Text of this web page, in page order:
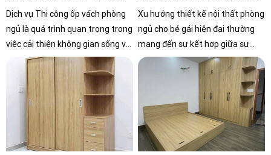
Dịch vụ Thi công ốp vách phòng
ngủ là quá trình quan trọng trong
việc cải thiện không gian sống và
tạo ra một môi trường sinh hoạt
thoải mái và tiện nghi trong căn
phòng ngủ. Qua công việc này,
các chuyên gia xây dựng và trang
trí nội thất sẽ lắp đặt các vật liệu
như gạch, gỗ, hoặc các tấm ván
ép, PVC để tạo ra bề mặt vách
Xu hướng thiết kế nội thất phòng
ngủ cho bé gái hiện đại thường
mang đến sự kết hợp giữa sự
thoải mái và tính thẩm mỹ cao